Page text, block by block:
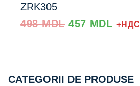
ZRK305
498MDL Prețul
457 MDLPrețul
+НДС
CATEGORII DE PRODUSE